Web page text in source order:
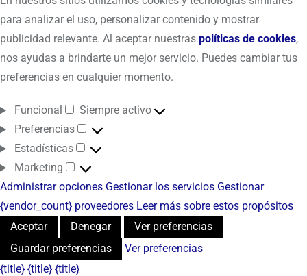
para analizar el uso, personalizar contenido y mostrar
publicidad relevante. Al aceptar nuestras políticas de cookies,
nos ayudas a brindarte un mejor servicio. Puedes cambiar tus
preferencias en cualquier momento.
Funcional
Siempre activo
Preferencias
Estadísticas
Marketing
Administrar opciones Gestionar los servicios Gestionar
{vendor_count} proveedores Leer más sobre estos propósitos
Aceptar
Denegar
Ver preferencias
Guardar preferencias
Ver preferencias
{title} {title} {title}